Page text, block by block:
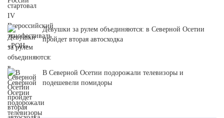
Девушки за рулем объединяются: в Северной Осетии
пройдет вторая автосходка
В Северной Осетии подорожали телевизоры и
подешевели помидоры